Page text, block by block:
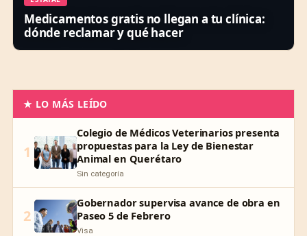
Medicamentos gratis no llegan a tu clínica:
dónde reclamar y qué hacer
★ LO MÁS LEÍDO
1
Colegio de Médicos Veterinarios presenta
propuestas para la Ley de Bienestar
Animal en Querétaro
Sin categoría
2
Gobernador supervisa avance de obra en
Paseo 5 de Febrero
Visa